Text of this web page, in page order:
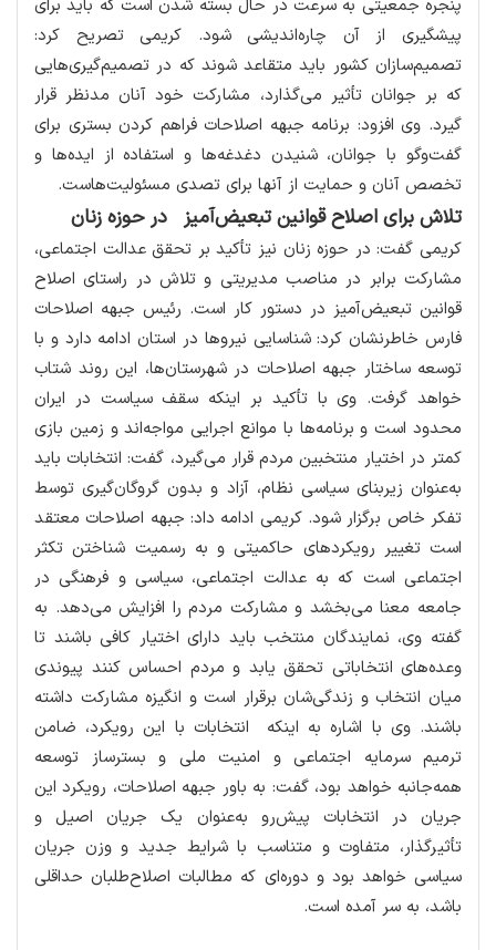
پنجره جمعیتی به سرعت در حال بسته شدن است که باید برای
پیشگیری از آن چاره‌اندیشی شود. کریمی تصریح کرد:
تصمیم‌سازان کشور باید متقاعد شوند که در تصمیم‌گیری‌هایی
که بر جوانان تأثیر می‌گذارد، مشارکت خود آنان مدنظر قرار
گیرد. وی افزود: برنامه جبهه اصلاحات فراهم کردن بستری برای
گفت‌وگو با جوانان، شنیدن دغدغه‌ها و استفاده از ایده‌ها و
تخصص آنان و حمایت از آنها برای تصدی مسئولیت‌هاست.
تلاش برای اصلاح قوانین تبعیض‌آمیز در حوزه زنان
کریمی گفت: در حوزه زنان نیز تأکید بر تحقق عدالت اجتماعی،
مشارکت برابر در مناصب مدیریتی و تلاش در راستای اصلاح
قوانین تبعیض‌آمیز در دستور کار است. رئیس جبهه اصلاحات
فارس خاطرنشان کرد: شناسایی نیروها در استان ادامه دارد و با
توسعه ساختار جبهه اصلاحات در شهرستان‌ها، این روند شتاب
خواهد گرفت. وی با تأکید بر اینکه سقف سیاست در ایران
محدود است و برنامه‌ها با موانع اجرایی مواجه‌اند و زمین بازی
کمتر در اختیار منتخبین مردم قرار می‌گیرد، گفت: انتخابات باید
به‌عنوان زیربنای سیاسی نظام، آزاد و بدون گروگان‌گیری توسط
تفکر خاص برگزار شود. کریمی ادامه داد: جبهه اصلاحات معتقد
است تغییر رویکردهای حاکمیتی و به رسمیت شناختن تکثر
اجتماعی است که به عدالت اجتماعی، سیاسی و فرهنگی در
جامعه معنا می‌بخشد و مشارکت مردم را افزایش می‌دهد. به
گفته وی، نمایندگان منتخب باید دارای اختیار کافی باشند تا
وعده‌های انتخاباتی تحقق یابد و مردم احساس کنند پیوندی
میان انتخاب و زندگی‌شان برقرار است و انگیزه مشارکت داشته
باشند. وی با اشاره به اینکه انتخابات با این رویکرد، ضامن
ترمیم سرمایه اجتماعی و امنیت ملی و بستر‌ساز توسعه
همه‌جانبه خواهد بود، گفت: به باور جبهه اصلاحات، رویکرد این
جریان در انتخابات پیش‌رو به‌عنوان یک جریان اصیل و
تأثیرگذار، متفاوت و متناسب با شرایط جدید و وزن جریان
سیاسی خواهد بود و دوره‌ای که مطالبات اصلاح‌طلبان حداقلی
باشد، به سر آمده است.